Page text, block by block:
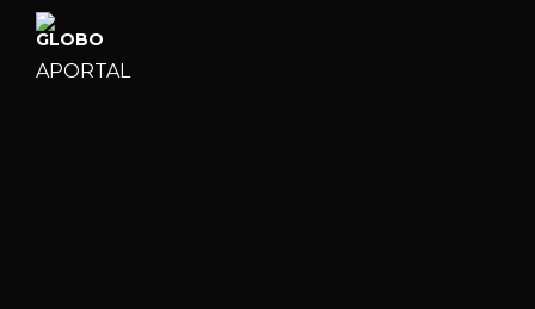
APORTAL